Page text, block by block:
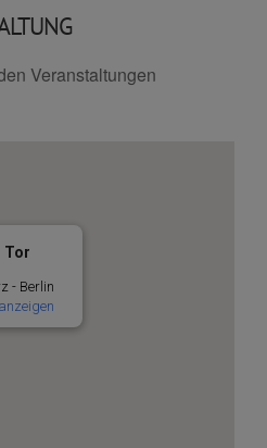
Veranstaltungen
Tor
- Berlin